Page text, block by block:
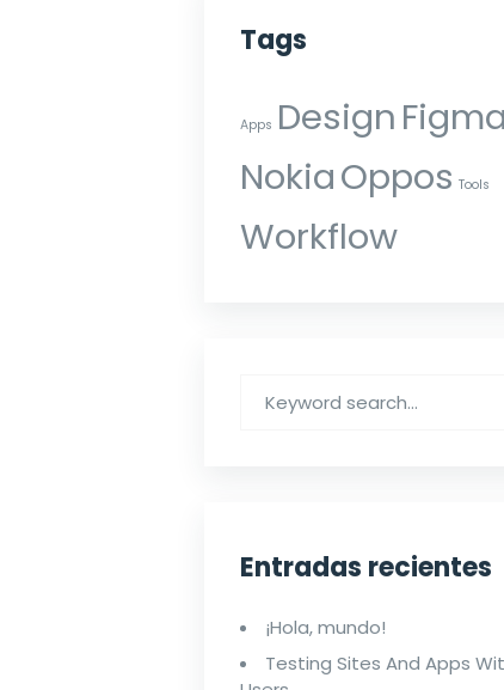
Tags
Apps DesignFigma
NokiaOppos Tools
Workflow
Entradas recientes
¡Hola, mundo!
Testing Sites And Apps